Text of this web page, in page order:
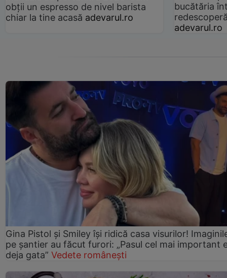
obții un espresso de nivel barista
chiar la tine acasă adevarul.ro
bucătăria
adevarul.ro
Gina Pistol și Smiley își ridică casa visurilor!
pe șantier au făcut furori: „Pasul cel mai important
deja gata” Vedete românești